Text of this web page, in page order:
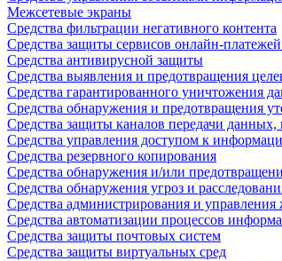
Межсетевые экраны
Средства фильтрации негативного контента
Средства защиты сервисов онлайн-
Средства антивирусной защиты
Средства выявления и предотвращения
Средства гарантированного уничтожения
Средства обнаружения и предотвращения
Средства защиты каналов передачи
Средства управления доступом к
Средства резервного копирования
Средства обнаружения и/или
Средства обнаружения угроз и
Средства администрирования и
Средства автоматизации процессов
Средства защиты почтовых систем
Средства защиты виртуальных сред